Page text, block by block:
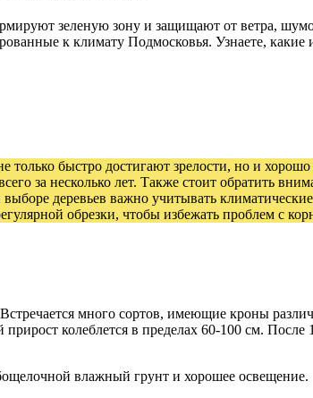
зеленую зону и защищают от ветра,
к климату Подмосковья. Узнаете, какие
только быстро достигают зрелости, но и
за несколько лет. Также стоит обратить
деревьев важно учитывать
обрезки, чтобы избежать проблем с
много сортов, имеющие кроны
колеблется в пределах 60-100 см. После
влажный грунт и хорошее освещение.